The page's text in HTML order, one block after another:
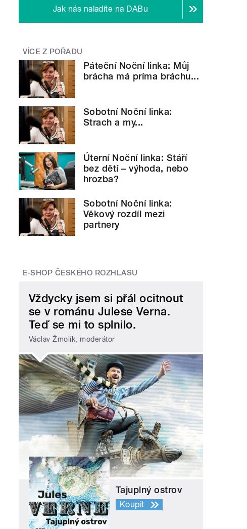
Jak nás naladíte na DABu
VÍCE Z POŘADU
Páteční Noční linka: Můj
brácha má príma bráchu...
Sobotní Noční linka:
Strach a my...
Úterní Noční linka: Stáří
bez dětí – výhoda, nebo
hrozba?
Sobotní Noční linka:
Věkový rozdíl mezi
partnery
E-SHOP ČESKÉHO ROZHLASU
Vždycky jsem si přál ocitnout
se v románu Julese Verna.
Teď se mi to splnilo.
Václav Žmolík, moderátor
Tajuplný ostrov
Koupit